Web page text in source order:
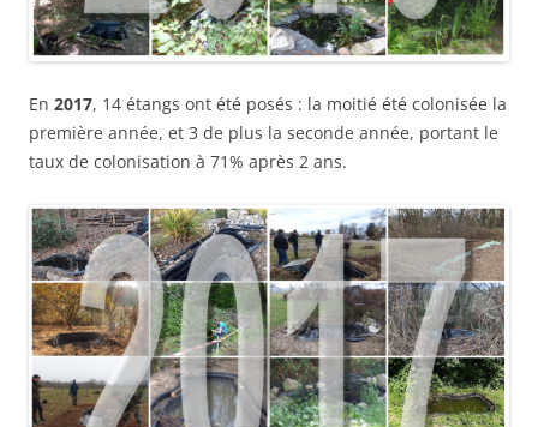
En 2017, 14 étangs ont été posés : la moitié été colonisée la
première année, et 3 de plus la seconde année, portant le
taux de colonisation à 71% après 2 ans.